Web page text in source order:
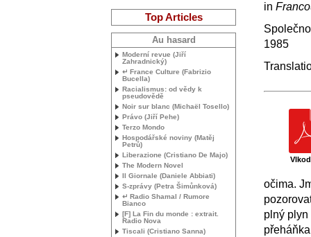
in
1985
očima.
plný plyn
Top Articles
Au hasard
Moderní revue (Jiří
Zahradnický)
↵ France Culture (Fabrizio
Bucella)
Racialismus: od vědy k
pseudovědě
Noir sur blanc (Michaël Tosello)
Právo (Jiří Pehe)
Terzo Mondo
Hospodářské noviny (Matěj
Petrů)
Liberazione (Cristiano De Majo)
The Modern Novel
Il Giornale (Daniele Abbiati)
S-zprávy (Petra Šimůnková)
↵ Radio Shamal / Rumore
Bianco
[F] La Fin du monde : extrait.
Radio Nova
Tiscali (Cristiano Sanna)